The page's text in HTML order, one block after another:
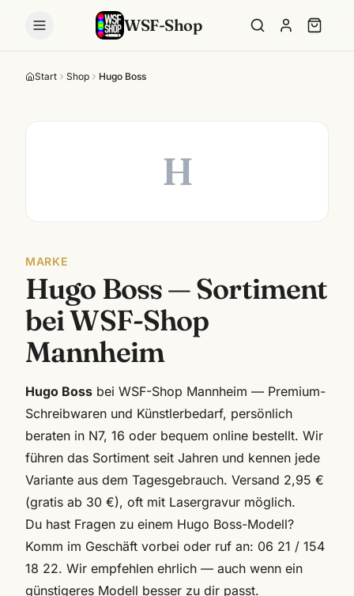
WSF-Shop
Start Shop Hugo Boss
H
MARKE
Hugo Boss— Sortiment
bei WSF-Shop
Mannheim
Hugo Boss bei WSF-Shop Mannheim — Premium-
Schreibwaren und Künstlerbedarf, persönlich
beraten in N7, 16 oder bequem online bestellt. Wir
führen das Sortiment seit Jahren und kennen jede
Variante aus dem Tagesgebrauch. Versand 2,95 €
(gratis ab 30 €), oft mit Lasergravur möglich.
Du hast Fragen zu einem Hugo Boss-Modell?
Komm im Geschäft vorbei oder ruf an: 06 21 / 154
18 22. Wir empfehlen ehrlich — auch wenn ein
günstigeres Modell besser zu dir passt.